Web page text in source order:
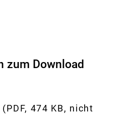
zum Download
(PDF, 474 KB, nicht